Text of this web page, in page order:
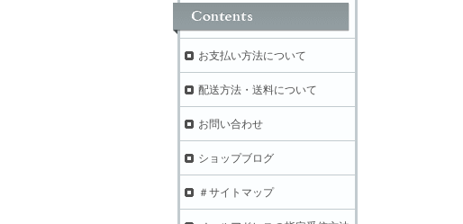
お支払い方法について
配送方法・送料について
お問い合わせ
ショップブログ
＃サイトマップ